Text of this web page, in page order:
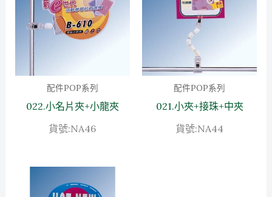
配件POP系列
022.小名片夾+小龍夾
貨號:NA46
配件POP系列
021.小夾+接珠+中夾
貨號:NA44